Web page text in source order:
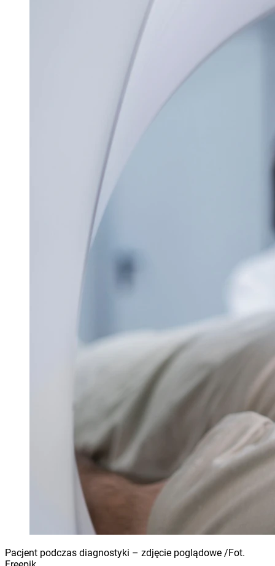
Pacjent podczas diagnostyki – zdjęcie poglądowe /Fot.